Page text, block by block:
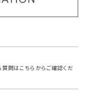
質問はこちらからご確認くだ